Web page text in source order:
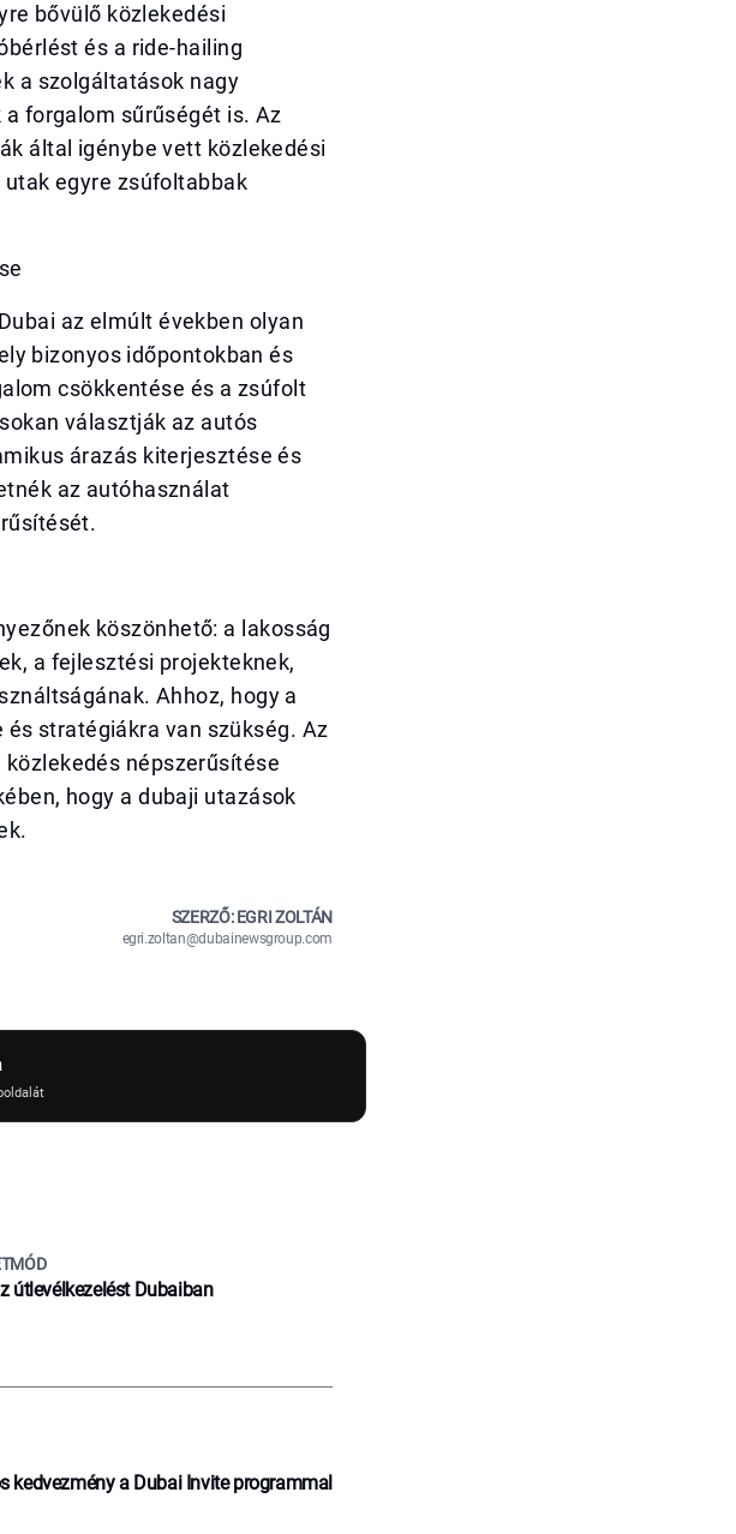
bővülő közlekedési
és a ride-hailing
a szolgáltatások nagy
forgalom sűrűségét is. Az
által igénybe vett közlekedési
egyre zsúfoltabbak
az elmúlt években olyan
bizonyos időpontokban és
csökkentése és a zsúfolt
választják az autós
árazás kiterjesztése és
az autóhasználat
köszönhető: a lakosság
a fejlesztési projekteknek,
Ahhoz, hogy a
stratégiákra van szükség. Az
népszerűsítése
hogy a dubaji utazások
SZERZŐ: EGRI ZOLTÁN
egri.zoltan@dubainewsgroup.com
útlevélkezelést Dubaiban
kedvezmény a Dubai Invite programmal